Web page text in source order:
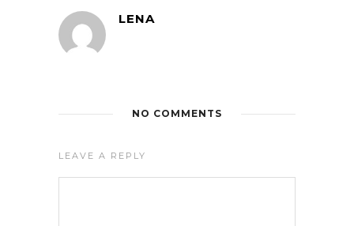
LENA
NO COMMENTS
LEAVE A REPLY